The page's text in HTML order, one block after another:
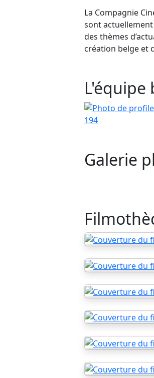
La Compagnie
sont
des thèmes
création belge et
L'équipe
194
Galerie